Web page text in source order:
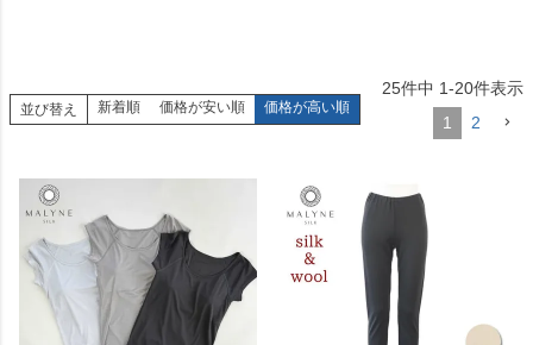
並び替え 新着順 価格が安い順 価格が高い順
25件中 1-20件表示
1
2